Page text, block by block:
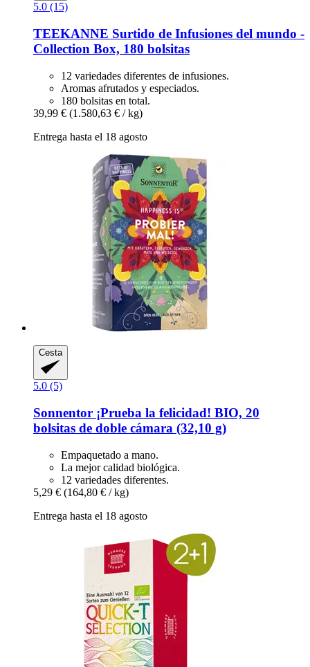
5.0 (15)
TEEKANNE Surtido de Infusiones del mundo -​
Collection Box, 180 bolsitas
12 variedades diferentes de infusiones.
Aromas afrutados y especiados.
180 bolsitas en total.
39,99 € (1.580,63 € / kg)
Entrega hasta el 18 agosto
Cesta
5.0 (5)
Sonnentor ¡Prueba la felicidad! BIO, 20
bolsitas de doble cámara (32,10 g)
Empaquetado a mano.
La mejor calidad biológica.
12 variedades diferentes.
5,29 € (164,80 € / kg)
Entrega hasta el 18 agosto